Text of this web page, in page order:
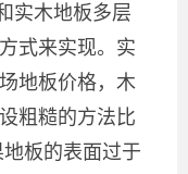
实木地板多层
式来实现。实
地板价格，木
粗糙的方法比
板的表面过于